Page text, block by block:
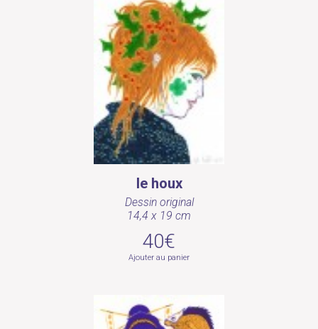
le houx
Dessin original
14,4 x 19 cm
40€
Ajouter au panier